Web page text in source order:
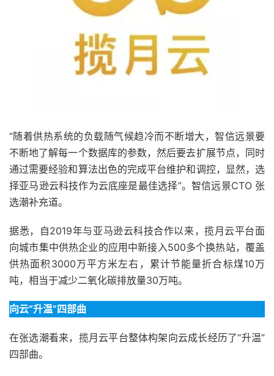
“随着供热系统的负载随气候趋冷而不断增大，智信远景要
不断地了解每一个数据库的参数，然后要去扩展节点，同时
通过需要经验和算法出色的完成平台维护和调控，显然，选
择亚马逊云科技作为云底座是最佳选择”。智信远景CTO 张
选潮补充道。
据悉，自2019年与亚马逊云科技合作以来，揽月云平台面
向城市集中供热企业的应用中新接入500多个换热站，覆盖
供热面积3000万平方米左右，累计节能量折合标煤10万
吨，相当于减少二氧化碳排放量30万吨。
向云“升温”四部曲
在张选潮看来，揽月云平台整体构架向云成长经历了“升温”
四部曲。